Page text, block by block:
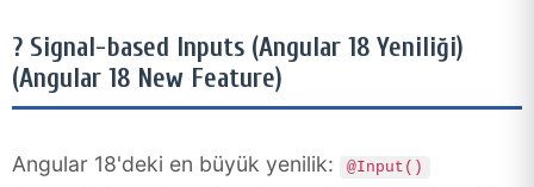
? Signal-based Inputs (Angular 18 Yeniliği)
(Angular 18 New Feature)
Angular 18'deki en büyük yenilik: @Input()